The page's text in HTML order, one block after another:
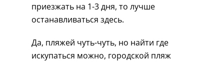
приезжать на 1-3 дня, то лучше
останавливаться здесь.
Да, пляжей чуть-чуть, но найти где
искупаться можно, городской пляж